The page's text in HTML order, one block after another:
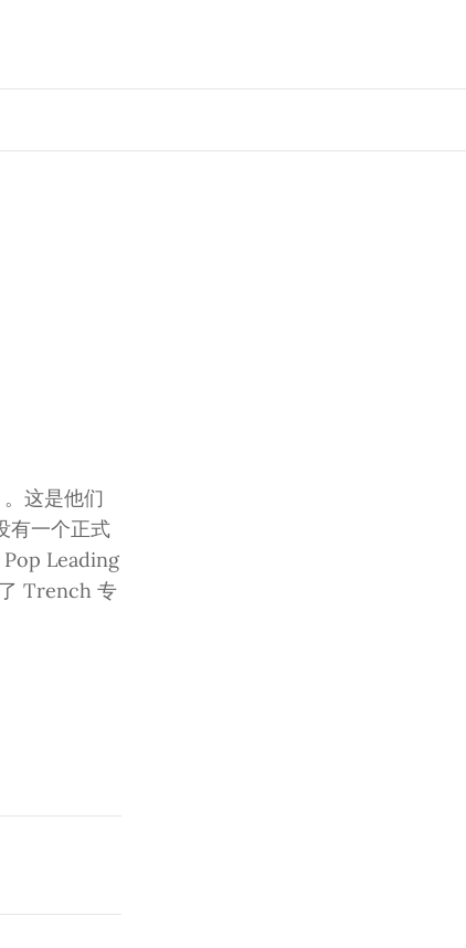
这是他们
有一个正式
Leading
Trench 专